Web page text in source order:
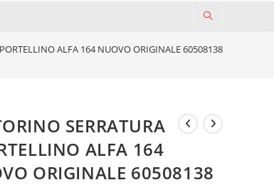
ALFA 164 NUOVO ORIGINALE 60508138
SERRATURA
ALFA 164
ORIGINALE 60508138